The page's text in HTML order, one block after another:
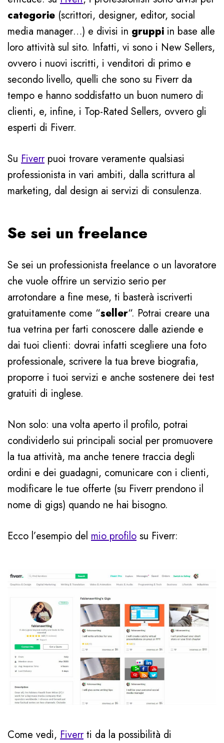
categorie (scrittori, designer, editor, social
media manager…) e divisi in gruppi in base alle
loro attività sul sito. Infatti, vi sono i New Sellers,
ovvero i nuovi iscritti, i venditori di primo e
secondo livello, quelli che sono su Fiverr da
tempo e hanno soddisfatto un buon numero di
clienti, e, infine, i Top-Rated Sellers, ovvero gli
esperti di Fiverr.
Su Fiverrpuoi trovare veramente qualsiasi
professionista in vari ambiti, dalla scrittura al
marketing, dal design ai servizi di consulenza.
Se sei un freelance
Se sei un professionista freelance o un lavoratore
che vuole offrire un servizio serio per
arrotondare a fine mese, ti basterà iscriverti
gratuitamente come “seller“. Potrai creare una
tua vetrina per farti conoscere dalle aziende e
dai tuoi clienti: dovrai infatti scegliere una foto
professionale, scrivere la tua breve biografia,
proporre i tuoi servizi e anche sostenere dei test
gratuiti di inglese.
Non solo: una volta aperto il profilo, potrai
condividerlo sui principali social per promuovere
la tua attività, ma anche tenere traccia degli
ordini e dei guadagni, comunicare con i clienti,
modificare le tue offerte (su Fiverr prendono il
nome di gigs) quando ne hai bisogno.
Ecco l’esempio del mio profilo su Fiverr:
Come vedi, Fiverrti da la possibilità di